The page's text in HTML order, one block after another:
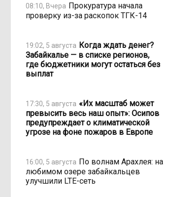
08:10, Вчера Прокуратура начала
проверку из-за раскопок ТГК-14
19:02, 5 августа Когда ждать денег?
Забайкалье — в списке регионов,
где бюджетники могут остаться без
выплат
17:30, 5 августа «Их масштаб может
превысить весь наш опыт»: Осипов
предупреждает о климатической
угрозе на фоне пожаров в Европе
16:00, 5 августа По волнам Арахлея: на
любимом озере забайкальцев
улучшили LTE-сеть